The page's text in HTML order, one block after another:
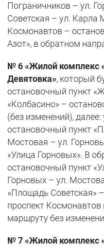
Пограничников – ул.
Советская – ул. Карла
Космонавтов –
Азот», в обратном
№ 6 «Жилой комплекс
Девятовка», который
остановочный пункт
«Колбасино» –
(без изменений),
остановочный пункт
Мостовая – ул.
«Улица Горновых». В
остановочный пункт
Горновых – ул.
«Площадь Советская»
проспект Космонавтов
маршруту без
№ 7 «Жилой комплекс